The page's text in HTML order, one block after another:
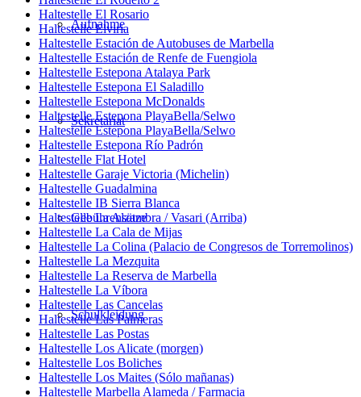
Aufnahme
Sekretariat
Gebührensätze
Schulkleidung
Haltestelle El Rosario
Haltestelle Elviria
Haltestelle Estación de Autobuses de Marbella
Haltestelle Estación de Renfe de Fuengiola
Haltestelle Estepona Atalaya Park
Haltestelle Estepona El Saladillo
Haltestelle Estepona McDonalds
Haltestelle Estepona PlayaBella/Selwo
Haltestelle Estepona PlayaBella/Selwo
Haltestelle Estepona Río Padrón
Haltestelle Flat Hotel
Haltestelle Garaje Victoria (Michelin)
Haltestelle Guadalmina
Haltestelle IB Sierra Blanca
Haltestelle La Alzambra / Vasari (Arriba)
Haltestelle La Cala de Mijas
Haltestelle La Colina (Palacio de Congresos de Torremolinos)
Haltestelle La Mezquita
Haltestelle La Reserva de Marbella
Haltestelle La Víbora
Haltestelle Las Cancelas
Haltestelle Las Palmeras
Haltestelle Las Postas
Haltestelle Los Alicate (morgen)
Haltestelle Los Boliches
Haltestelle Los Maites (Sólo mañanas)
Haltestelle Marbella Alameda / Farmacia